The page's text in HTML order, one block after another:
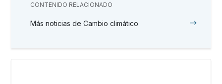
CONTENIDO RELACIONADO
Más noticias de Cambio climático